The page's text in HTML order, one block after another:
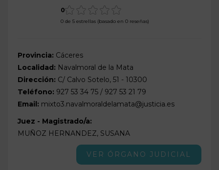
0
0 de 5 estrellas (basado en 0 reseñas)
Provincia: Cáceres
Localidad: Navalmoral de la Mata
Dirección: C/ Calvo Sotelo, 51 - 10300
Teléfono: 927 53 34 75 / 927 53 21 79
Email: mixto3.navalmoraldelamata@justicia.es
Juez - Magistrado/a:
MUÑOZ HERNANDEZ, SUSANA
VER ÓRGANO JUDICIAL